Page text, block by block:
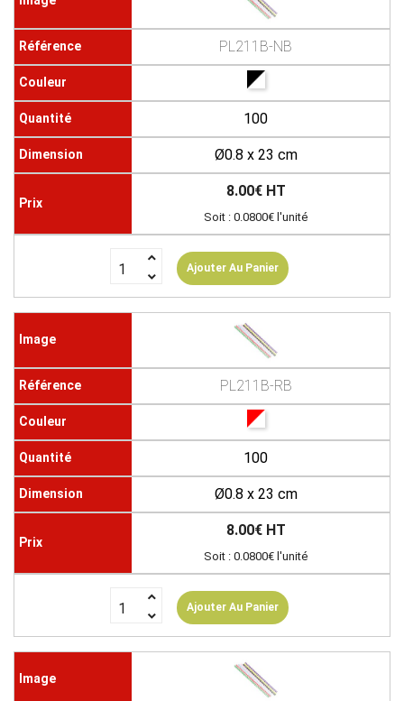
PL211B-NB
100
Ø0.8 x 23 cm
8.00€ HT
Soit : 0.0800€ l'unité
Ajouter Au Panier
PL211B-RB
100
Ø0.8 x 23 cm
8.00€ HT
Soit : 0.0800€ l'unité
Ajouter Au Panier